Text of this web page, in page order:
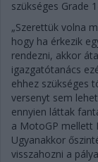
szükséges Grade
„Szerettük volna
hogy ha érkezik
rendezni, akkor
igazgatótanács
ehhez szükséges
versenyt sem
ennyien láttak
a MotoGP mellett
Ugyanakkor
visszahozni a